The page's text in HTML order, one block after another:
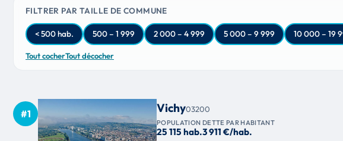
FILTRER PAR TAILLE DE COMMUNE
< 500 hab. 500 – 1 999 2 000 – 4 999 5 000 – 9 999 10 000 – 19
Tout cocherTout décocher
#1 Vichy03200
POPULATION
25 115 hab.
DETTE PAR HABITANT
3 911 €/hab.